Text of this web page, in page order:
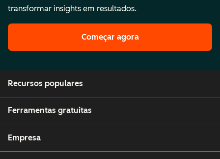
transformar insights em resultados.
Começar agora
Recursos populares
Ferramentas gratuitas
Empresa